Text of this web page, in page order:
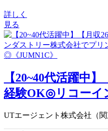
詳しく
見る
【20~40代活躍中
経験OK◎リコーイ
UTエージェント株式会社（関